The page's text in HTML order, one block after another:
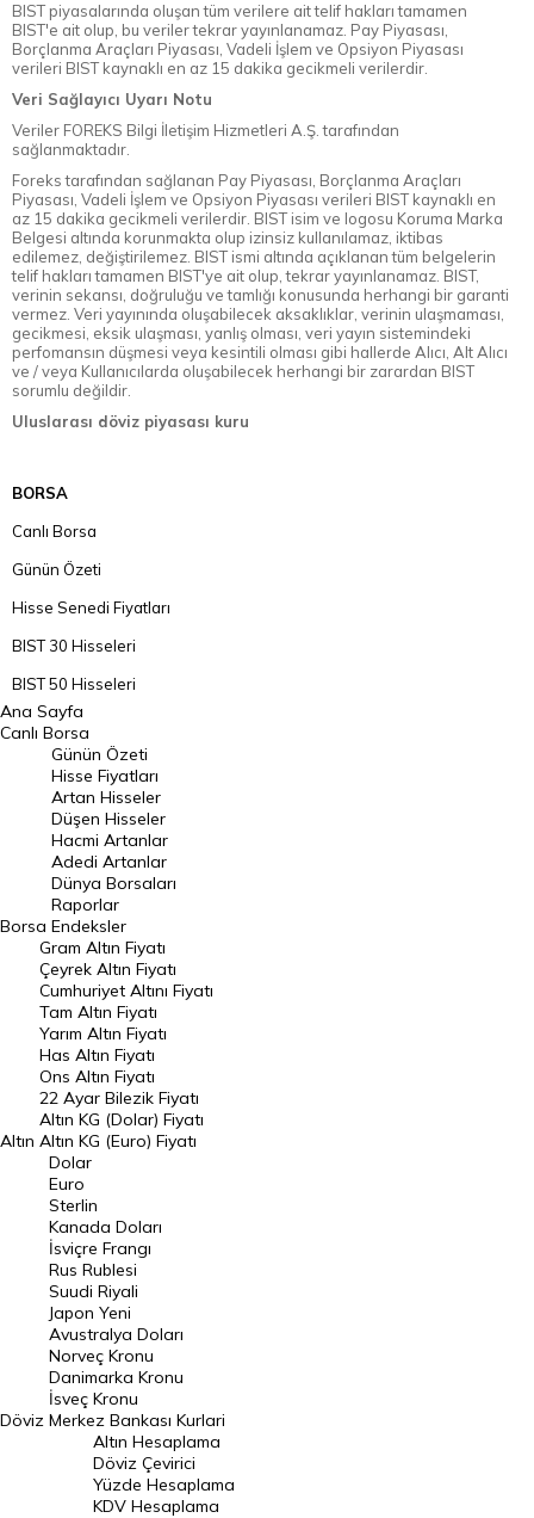
BIST piyasalarında oluşan tüm verilere ait telif hakları tamamen
BIST'e ait olup, bu veriler tekrar yayınlanamaz. Pay Piyasası,
Borçlanma Araçları Piyasası, Vadeli İşlem ve Opsiyon Piyasası
verileri BIST kaynaklı en az 15 dakika gecikmeli verilerdir.
Veri Sağlayıcı Uyarı Notu
Veriler FOREKS Bilgi İletişim Hizmetleri A.Ş. tarafından
sağlanmaktadır.
Foreks tarafından sağlanan Pay Piyasası, Borçlanma Araçları
Piyasası, Vadeli İşlem ve Opsiyon Piyasası verileri BIST kaynaklı en
az 15 dakika gecikmeli verilerdir. BIST isim ve logosu Koruma Marka
Belgesi altında korunmakta olup izinsiz kullanılamaz, iktibas
edilemez, değiştirilemez. BIST ismi altında açıklanan tüm belgelerin
telif hakları tamamen BIST'ye ait olup, tekrar yayınlanamaz. BIST,
verinin sekansı, doğruluğu ve tamlığı konusunda herhangi bir garanti
vermez. Veri yayınında oluşabilecek aksaklıklar, verinin ulaşmaması,
gecikmesi, eksik ulaşması, yanlış olması, veri yayın sistemindeki
perfomansın düşmesi veya kesintili olması gibi hallerde Alıcı, Alt Alıcı
ve / veya Kullanıcılarda oluşabilecek herhangi bir zarardan BIST
sorumlu değildir.
Uluslarası döviz piyasası kuru
BORSA
Canlı Borsa
Günün Özeti
Hisse Senedi Fiyatları
BIST 30 Hisseleri
BIST 50 Hisseleri
BIST 100 Hisseleri
En Çok Artan Hisseler
En Çok Düşen Hisseler
Hacmi Artanlar
Geçmiş Kapanışlar
Dünya Borsaları
Raporlar
Endeksler
DÖVİZ
Döviz Kuru
Dolar Kuru
Euro Kuru
Pound Kuru
Frank Kuru
Riyal Kuru
Avustralya Doları
Danimarka Kronu Kuru
Kanada Doları Kuru
Norveç Kronu Kuru
İsveç Kronu Kuru
Japon Yeni Kuru
Ana Sayfa
Canlı Borsa
Borsa
Günün Özeti
Hisse Fiyatları
Artan Hisseler
Düşen Hisseler
Hacmi Artanlar
Adedi Artanlar
Dünya Borsaları
Raporlar
Endeksler
Altın
Gram Altın Fiyatı
Çeyrek Altın Fiyatı
Cumhuriyet Altını Fiyatı
Tam Altın Fiyatı
Yarım Altın Fiyatı
Has Altın Fiyatı
Ons Altın Fiyatı
22 Ayar Bilezik Fiyatı
Altın KG (Dolar) Fiyatı
Altın KG (Euro) Fiyatı
Döviz
Dolar
Euro
Sterlin
Kanada Doları
İsviçre Frangı
Rus Rublesi
Suudi Riyali
Japon Yeni
Avustralya Doları
Norveç Kronu
Danimarka Kronu
İsveç Kronu
Merkez Bankası Kurlari
Altın Hesaplama
Döviz Çevirici
Yüzde Hesaplama
KDV Hesaplama